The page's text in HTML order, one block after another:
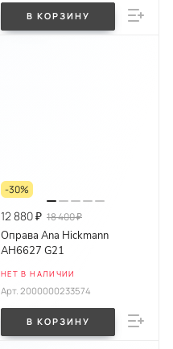
В КОРЗИНУ
-30%
12 880 ₽ 18 400 ₽
Оправа Ana Hickmann
AH6627 G21
НЕТ В НАЛИЧИИ
Арт. 2000000233574
В КОРЗИНУ